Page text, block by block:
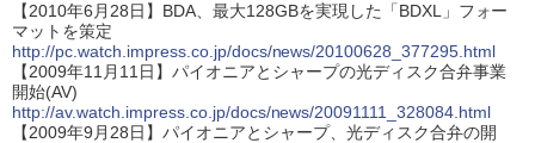
【2010年6月28日】BDA、最大128GBを実現した「BDXL」フォー
マットを策定
http://pc.watch.impress.co.jp/docs/news/20100628_377295.html
【2009年11月11日】パイオニアとシャープの光ディスク合弁事業
開始(AV)
http://av.watch.impress.co.jp/docs/news/20091111_328084.html
【2009年9月28日】パイオニアとシャープ、光ディスク合弁の開